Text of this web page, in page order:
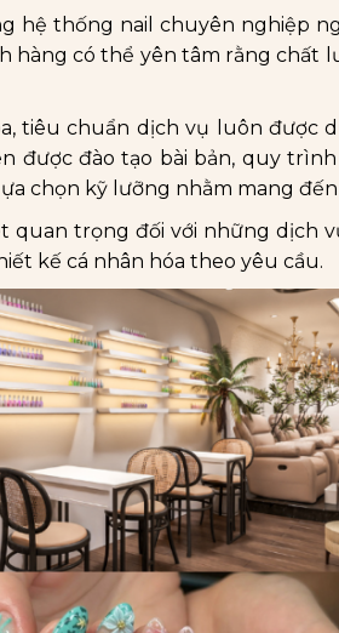
hệ thống nail chuyên nghiệp
hàng có thể yên tâm rằng chất
tiêu chuẩn dịch vụ luôn
được đào tạo bài bản, quy
chọn kỹ lưỡng nhằm mang
quan trọng đối với những dịch
kế cá nhân hóa theo yêu cầu.